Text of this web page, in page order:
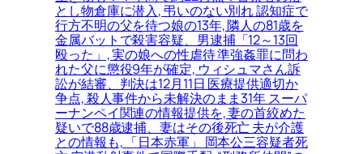
とし物倉庫に潜入, 弔いのない別れ 認知症で
行方不明の父を待つ娘の13年, 隣人の81歳を
金属バットで殺害容疑、男逮捕「12～13回
殴った」, 実の娘への性虐待 準強姦罪に問わ
れた父に懲役9年が確定, ウィシュマさん訴
訟が結審、判決は12月11日 医療提供適切か
争点, 殺人事件から未解決のまま31年 スーパ
ーナンペイ関連の情報提供を, 妻の首絞めた
疑いで88歳逮捕、妻はその後死亡 夫が介護
との情報も, 「日本赤軍」 岡本公三容疑者死